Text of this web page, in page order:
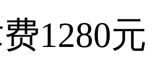
1280元